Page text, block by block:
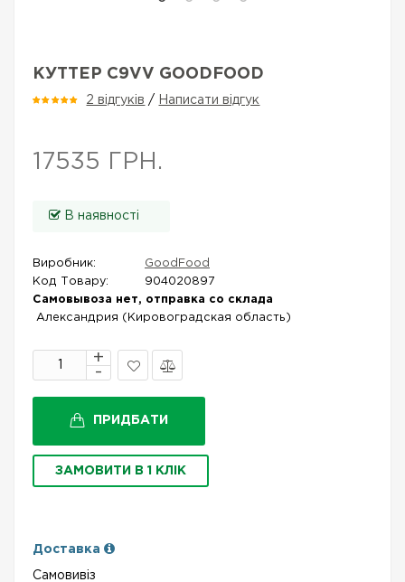
КУТТЕР C9VV GOODFOOD
2 відгуків / Написати відгук
17535 ГРН.
В наявності
Виробник:
GoodFood
Код Товару:
904020897
Самовывоза нет, отправка со склада
Александрия (Кировоградская область)
закладки
ПРИДБАТИ
ЗАМОВИТИ В 1 КЛІК
Доставка
Самовивіз